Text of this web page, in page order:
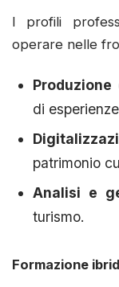
I profili
operare nelle
di
patrimonio
Analisi e
turismo.
Formazione